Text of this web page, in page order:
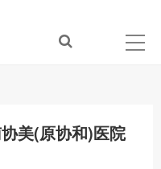
美(原协和)医院